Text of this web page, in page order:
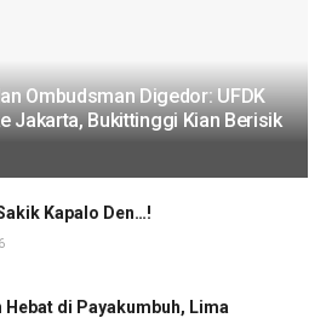
Ombudsman Digedor: UFDK
Jakarta, Bukittinggi Kian Berisik
Kapalo Den…!
Hebat di Payakumbuh, Lima